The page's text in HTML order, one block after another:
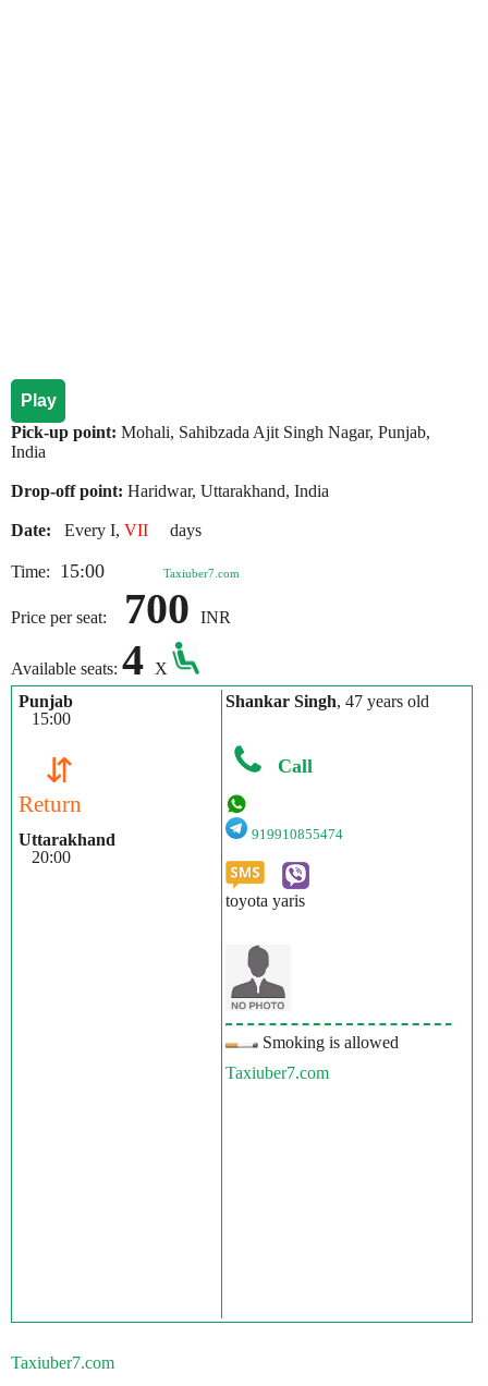
Play
Pick-up point: Mohali, Sahibzada Ajit Singh Nagar, Punjab,
India
Drop-off point: Haridwar, Uttarakhand, India
Date: Every I, VII days
Time: 15:00 Taxiuber7.com
Price per seat: 700 INR
Available seats: 4
X
Punjab
15:00
⇵
Return
Uttarakhand
20:00
Shankar Singh, 47 years old
Call
919910855474
toyota yaris
Smoking is allowed
Taxiuber7.com
Taxiuber7.com